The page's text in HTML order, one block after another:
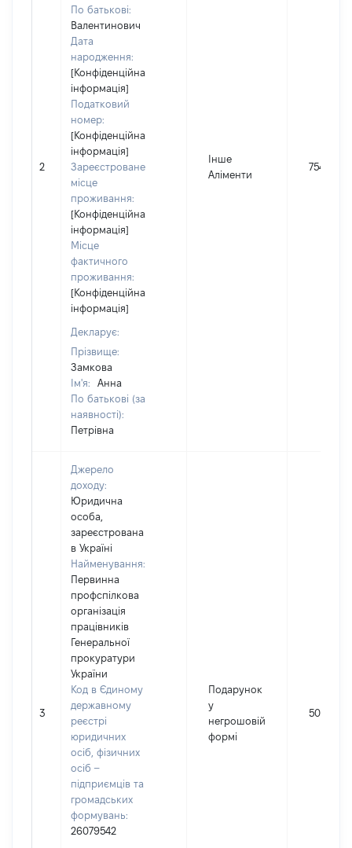
2
По батькові:
Валентинович
Дата
народження:
[Конфіденційна
інформація]
Податковий
номер:
[Конфіденційна
інформація]
Зареєстроване
місце
проживання:
[Конфіденційна
інформація]
Місце
фактичного
проживання:
[Конфіденційна
інформація]
Декларує:
Прізвище:
Замкова
Ім'я:
Анна
По батькові (за
наявності):
Петрівна
Інше
Аліменти
75439
3
Джерело
доходу:
Юридична
особа,
зареєстрована
в Україні
Найменування:
Первинна
профспілкова
організація
працівників
Генеральної
прокуратури
України
Код в Єдиному
державному
реєстрі
юридичних
осіб, фізичних
осіб –
підприємців та
громадських
формувань:
26079542
Подарунок
у
негрошовій
формі
500